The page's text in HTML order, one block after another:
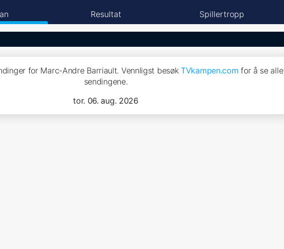
Resultat Spillertropp
for Marc-Andre Barriault. Vennligst besøkTVkampen.com for å se alle
sendingene.
tor. 06. aug. 2026